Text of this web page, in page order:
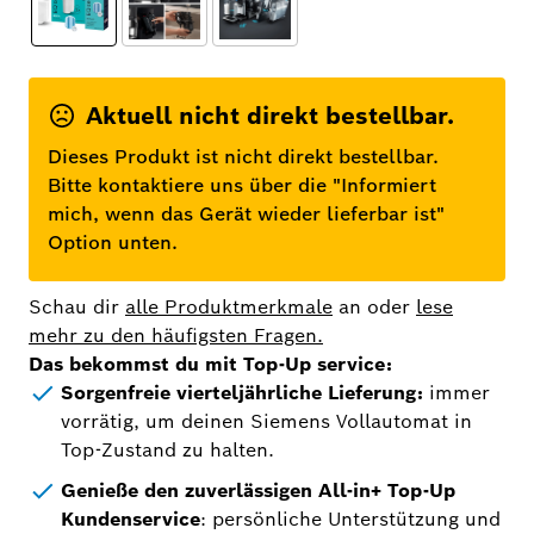
Aktuell nicht direkt bestellbar.
Dieses Produkt ist nicht direkt bestellbar.
Bitte kontaktiere uns über die "Informiert
mich, wenn das Gerät wieder lieferbar ist"
Option unten.
Schau dir alle Produktmerkmale an oder lese
mehr zu den häufigsten Fragen.
Das bekommst du mit Top-Up service:
Sorgenfreie vierteljährliche Lieferung: immer
vorrätig, um deinen Siemens Vollautomat in
Top-Zustand zu halten.
Genieße den zuverlässigen All-in+ Top-Up
Kundenservice: persönliche Unterstützung und